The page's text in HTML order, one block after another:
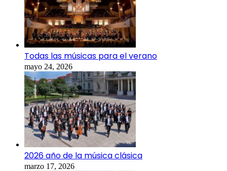
Todas las músicas para el verano
mayo 24, 2026
2026 año de la música clásica
marzo 17, 2026